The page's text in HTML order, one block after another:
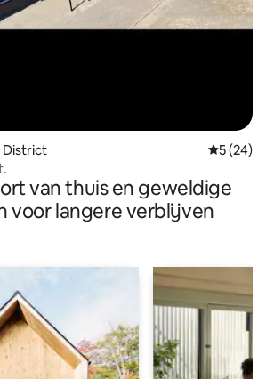
District
5 (24)
van thuis en geweldige
voor langere verblijven